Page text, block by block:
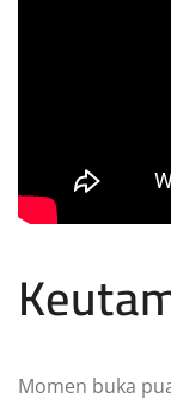
Momen buka